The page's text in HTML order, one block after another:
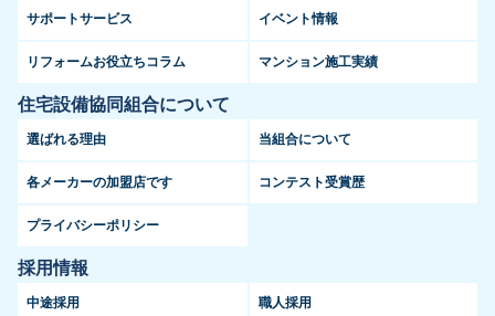
サポートサービス イベント情報
リフォームお役立ちコラム マンション施工実績
住宅設備協同組合について
選ばれる理由 当組合について
各メーカーの加盟店です コンテスト受賞歴
プライバシーポリシー
採用情報
中途採用 職人採用